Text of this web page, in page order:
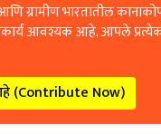
ग्रामीण भारतातील
आवश्यक आहे. आपले
(Contribute Now)